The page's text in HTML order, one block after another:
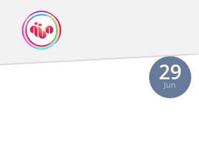
29
Jun